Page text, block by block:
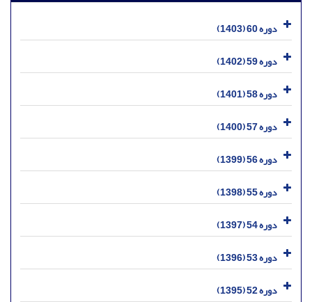
دوره 60 (1403)
دوره 59 (1402)
دوره 58 (1401)
دوره 57 (1400)
دوره 56 (1399)
دوره 55 (1398)
دوره 54 (1397)
دوره 53 (1396)
دوره 52 (1395)